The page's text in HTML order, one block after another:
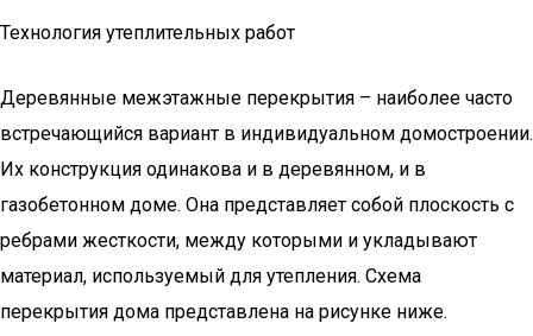
Технология утеплительных работ
Деревянные межэтажные перекрытия – наиболее часто
встречающийся вариант в индивидуальном домостроении.
Их конструкция одинакова и в деревянном, и в
газобетонном доме. Она представляет собой плоскость с
ребрами жесткости, между которыми и укладывают
материал, используемый для утепления. Схема
перекрытия дома представлена на рисунке ниже.